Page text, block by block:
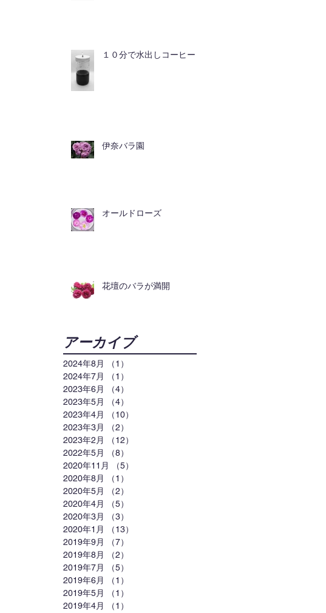
１０分で水出しコーヒー
伊奈バラ園
オールドローズ
花壇のバラが満開
アーカイブ
2024年8月 （1）
2024年7月
（1）
2023年6月
（4）
2023年5月
（4）
2023年4月
（10）
2023年3月
（2）
2023年2月
（12）
2022年5月
（8）
2020年11月
（5）
2020年8月
（1）
2020年5月
（2）
2020年4月
（5）
2020年3月
（3）
2020年1月
（13）
2019年9月
（7）
2019年8月
（2）
2019年7月
（5）
2019年6月
（1）
2019年5月
（1）
2019年4月
（1）